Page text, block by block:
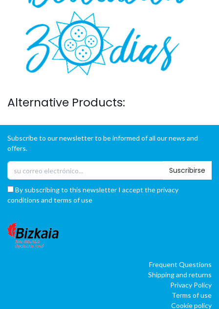
Alternative Products:
Subscribe to our newsletter to be informed of all our news and
offers.
Suscribirse
By subscribing to this newsletter I accept the privacy
conditions and terms of use
Frequent Questions
Shipping and returns
Privacy Policy
Terms of use
Cookie policy